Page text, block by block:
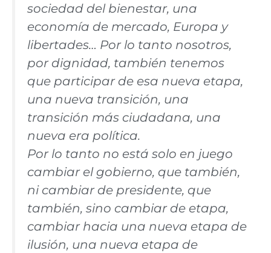
sociedad del bienestar, una
economía de mercado, Europa y
libertades… Por lo tanto nosotros,
por dignidad, también tenemos
que participar de esa nueva etapa,
una nueva transición, una
transición más ciudadana, una
nueva era política.
Por lo tanto no está solo en juego
cambiar el gobierno, que también,
ni cambiar de presidente, que
también, sino cambiar de etapa,
cambiar hacia una nueva etapa de
ilusión, una nueva etapa de